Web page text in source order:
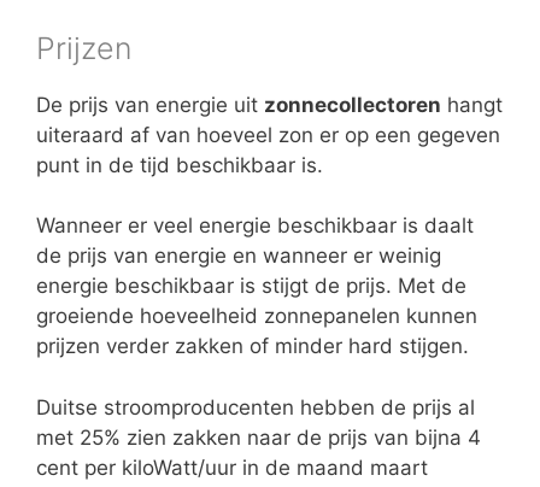
Prijzen
De prijs van energie uit zonnecollectoren hangt
uiteraard af van hoeveel zon er op een gegeven
punt in de tijd beschikbaar is.
Wanneer er veel energie beschikbaar is daalt
de prijs van energie en wanneer er weinig
energie beschikbaar is stijgt de prijs. Met de
groeiende hoeveelheid zonnepanelen kunnen
prijzen verder zakken of minder hard stijgen.
Duitse stroomproducenten hebben de prijs al
met 25% zien zakken naar de prijs van bijna 4
cent per kiloWatt/uur in de maand maart